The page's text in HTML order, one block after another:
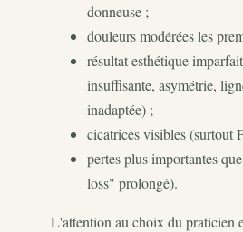
donneuse ;
douleurs modérées les
résultat esthétique
insuffisante, asymétrie,
inadaptée) ;
cicatrices visibles (surtout
pertes plus importantes
loss" prolongé).
L'attention au choix du praticien